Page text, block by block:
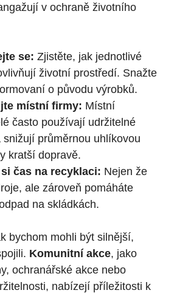
v ochraně životního
se: Zjistěte, jak jednotlivé
životní prostředí. Snažte
o původu výrobků.
místní firmy: Místní
často používají udržitelné
snižují průměrnou uhlíkovou
kratší dopravě.
čas na recyklaci: Nejen že
ale zároveň pomáháte
na skládkách.
bychom mohli být silnější,
Komunitní akce, jako
ochranářské akce nebo
nabízejí příležitosti k